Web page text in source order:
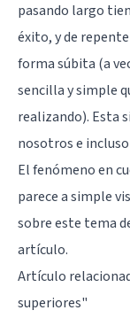
pasando largo
éxito, y de
forma súbita (a
sencilla y simple
realizando). Esta
nosotros e
El fenómeno en
parece a simple
sobre este tema
artículo.
Artículo
superiores"